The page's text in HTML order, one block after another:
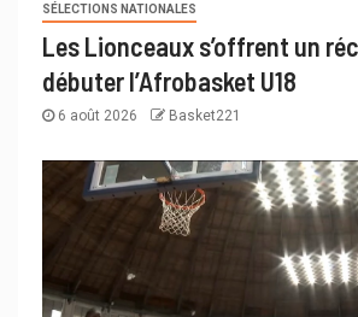
SÉLECTIONS NATIONALES
Les Lionceaux s’offrent un
débuter l’Afrobasket U18
6 août 2026 Basket221